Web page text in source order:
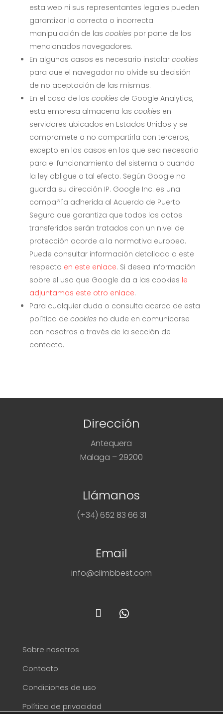
esta web ni sus representantes legales pueden
garantizar la correcta o incorrecta
manipulación de las cookiespor parte de los
mencionados navegadores.
En algunos casos es necesario instalar cookies
para que el navegador no olvide su decisión
de no aceptación de las mismas.
En el caso de las cookiesde Google Analytics,
esta empresa almacena las cookiesen
servidores ubicados en Estados Unidos y se
compromete a no compartirla con terceros,
excepto en los casos en los que sea necesario
para el funcionamiento del sistema o cuando
la ley obligue a tal efecto. Según Google no
guarda su dirección IP. Google Inc. es una
compañía adherida al Acuerdo de Puerto
Seguro que garantiza que todos los datos
transferidos serán tratados con un nivel de
protección acorde a la normativa europea.
Puede consultar información detallada a este
respecto en este enlace. Si desea información
sobre el uso que Google da a las cookies le
adjuntamos este otro enlace.
Para cualquier duda o consulta acerca de esta
política de cookiesno dude en comunicarse
con nosotros a través de la sección de
contacto.
Dirección
Antequera
Malaga – 29200
Llámanos
(+34) 652 83 66 31
Email
info@climbbest.com
Sobre nosotros
Contacto
Condiciones de uso
Política de privacidad